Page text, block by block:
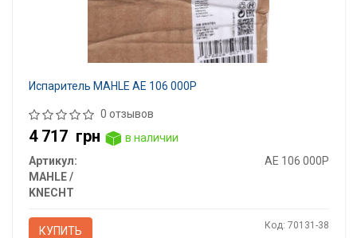
Испаритель MAHLE AE 106 000P
0 отзывов
4 717 грн
в наличии
Артикул:
AE 106 000P
MAHLE /
KNECHT
КУПИТЬ Код: 70131-38